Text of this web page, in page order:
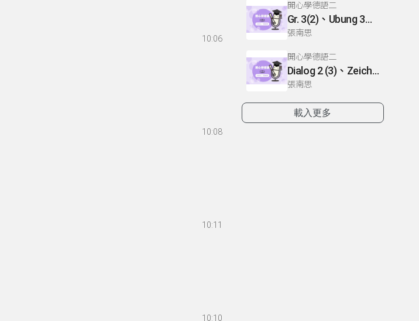
10:06
10:08
10:11
10:10
開心學德語二
Gr. 3(2)、Ubung 3、Gr. 2(1)
張南思
開心學德語二
Dialog 2 (3)、Zeichnen: einen Mann、Lesetext 1(1)
張南思
載入更多